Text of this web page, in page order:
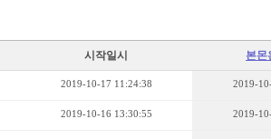
시작일시 본몬
2019-10-17 11:24:38 2019-
2019-10-16 13:30:55 2019-